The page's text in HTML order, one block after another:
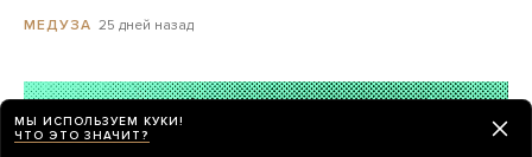
МЕДУЗА 25 дней назад
МЫ ИСПОЛЬЗУЕМ КУКИ!
ЧТО ЭТО ЗНАЧИТ?